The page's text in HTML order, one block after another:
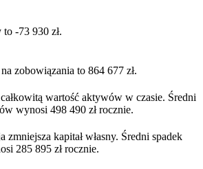
to -73 930 zł.
zobowiązania to 864 677 zł.
całkowitą wartość aktywów w czasie. Średni
wynosi 498 490 zł rocznie.
zmniejsza kapitał własny. Średni spadek
285 895 zł rocznie.